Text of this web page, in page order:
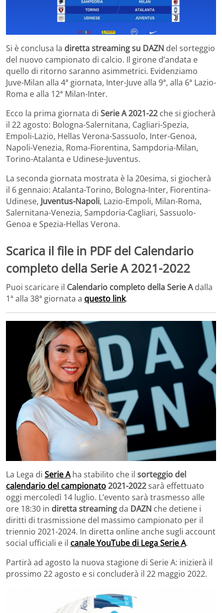
Si è conclusa la diretta streaming su DAZN del sorteggio
del nuovo campionato di calcio. Il girone d’andata e
quello di ritorno saranno asimmetrici. Evidenziamo
Juve-Milan alla 4ª giornata, Inter-Juve alla 9ª, alla 6ª Lazio-
Roma e alla 12ª Milan-Inter.
Ecco la prima giornata di Serie A 2021-22 che si giocherà
il 22 agosto: Bologna-Salernitana, Cagliari-Spezia,
Empoli-Lazio, Hellas Verona-Sassuolo, Inter-Genoa,
Napoli-Venezia, Roma-Fiorentina, Sampdoria-Milan,
Torino-Atalanta e Udinese-Juventus.
La seconda giornata mostrata è la 20esima, si giocherà
il 6 gennaio: Atalanta-Torino, Bologna-Inter, Fiorentina-
Udinese, Juventus-Napoli, Lazio-Empoli, Milan-Roma,
Salernitana-Venezia, Sampdoria-Cagliari, Sassuolo-
Genoa e Spezia-Hellas Verona.
Scarica il file in PDF del Calendario
completo della Serie A 2021-2022
Puoi scaricare il Calendario completo della Serie Adalla
1ª alla 38ª giornata a questo link.
La Lega di Serie Aha stabilito che il sorteggio del
calendario del campionato2021-2022sarà effettuato
oggi mercoledì 14 luglio. L’evento sarà trasmesso alle
ore 18:30 in diretta streaming da DAZN che detiene i
diritti di trasmissione del massimo campionato per il
triennio 2021-2024. In diretta online anche sugli account
social ufficiali e il canale YouTube di Lega Serie A.
Partirà ad agosto la nuova stagione di Serie A: inizierà il
prossimo 22 agosto e si concluderà il 22 maggio 2022.